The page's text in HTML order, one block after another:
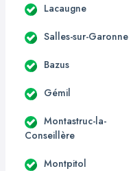
Lacaugne
Salles-sur-Garonne
Bazus
Gémil
Montastruc-la-
Conseillère
Montpitol